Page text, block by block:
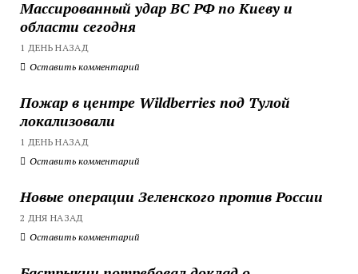
Массированный удар ВС РФ по Киеву и
области сегодня
1 ДЕНЬ НАЗАД
Оставить комментарий
Пожар в центре Wildberries под Тулой
локализовали
1 ДЕНЬ НАЗАД
Оставить комментарий
Новые операции Зеленского против России
2 ДНЯ НАЗАД
Оставить комментарий